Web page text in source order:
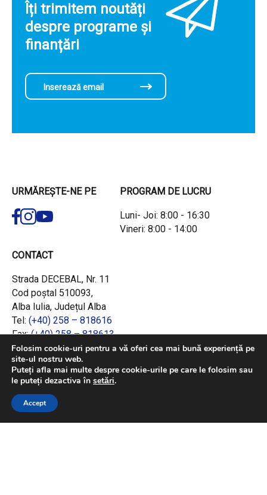
Îți trimitem noutăți
despre programe și
finanțări
URMĂREȘTE-NE PE PROGRAM DE LUCRU
Luni- Joi: 8:00 - 16:30
Vineri: 8:00 - 14:00
CONTACT
Strada DECEBAL, Nr. 11
Cod poștal 510093,
Alba Iulia, Județul Alba
Tel: (+40) 258 – 818616
Fax:(+40) 258 – 818613
Email:office@adrcentru.ro
LINK-URI RAPIDE
Consiliul European
Jurnalul Oficial al Uniunii Europene
Folosim cookie-uri pentru a vă oferi cea mai bună experiență pe
site-ul nostru web.
Puteți afla mai multe despre cookie-urile pe care le folosim sau
le puteți dezactiva în setări.
Accept